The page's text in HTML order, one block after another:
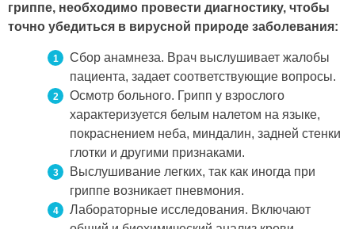
гриппе, необходимо провести диагностику, чтобы
точно убедиться в вирусной природе заболевания:
Сбор анамнеза. Врач выслушивает жалобы
пациента, задает соответствующие вопросы.
Осмотр больного. Грипп у взрослого
характеризуется белым налетом на языке,
покраснением неба, миндалин, задней стенки
глотки и другими признаками.
Выслушивание легких, так как иногда при
гриппе возникает пневмония.
Лабораторные исследования. Включают